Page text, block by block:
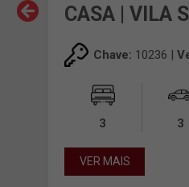
CASA | VILA
Chave: 10236 |
3 3
VER MAIS